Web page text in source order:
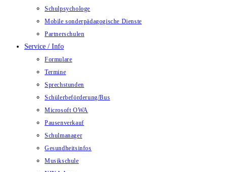
Schulpsychologe
Mobile sonderpädagogische Dienste
Partnerschulen
Service / Info
Formulare
Termine
Sprechstunden
Schülerbeförderung/Bus
Microsoft OWA
Pausenverkauf
Schulmanager
Gesundheitsinfos
Musikschule